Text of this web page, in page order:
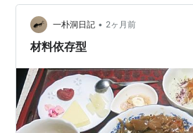
1948年。イスラエル独立戦争。
パレスチナへのユダヤ人の流入に
常時発火状態だった。委任統治
にベングリオンはイスラエルの独
ブ諸国との戦争状態に突入した。
一朴洞日記 • 2ヶ月前
材料依存型